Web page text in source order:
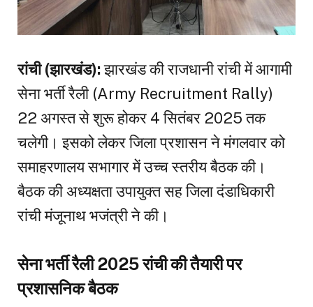
रांची (झारखंड):झारखंड की राजधानी रांची में आगामी
सेना भर्ती रैली (Army Recruitment Rally)
22 अगस्त से शुरू होकर 4 सितंबर 2025 तक
चलेगी। इसको लेकर जिला प्रशासन ने मंगलवार को
समाहरणालय सभागार में उच्च स्तरीय बैठक की।
बैठक की अध्यक्षता उपायुक्त सह जिला दंडाधिकारी
रांची मंजूनाथ भजंत्री ने की।
सेना भर्ती रैली 2025 रांची की तैयारी पर
प्रशासनिक बैठक